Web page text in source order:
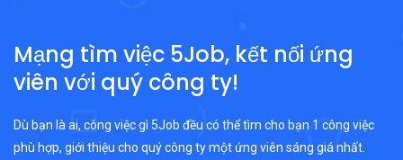
Mạng tìm việc 5Job, kết nối ứng
viên với quý công ty!
Dù bạn là ai, công việc gì 5Job đều có thể tìm cho bạn 1 công việc
phù hợp, giới thiệu cho quý công ty một ứng viên sáng giá nhất.